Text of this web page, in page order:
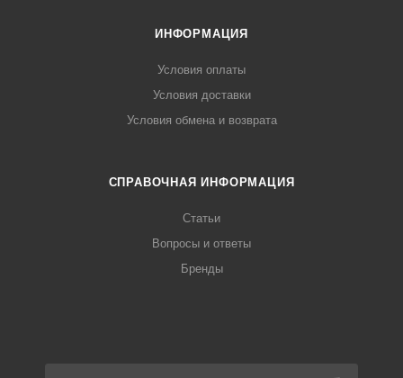
ИНФОРМАЦИЯ
Условия оплаты
Условия доставки
Условия обмена и возврата
СПРАВОЧНАЯ ИНФОРМАЦИЯ
Статьи
Вопросы и ответы
Бренды